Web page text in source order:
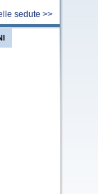
sedute >>